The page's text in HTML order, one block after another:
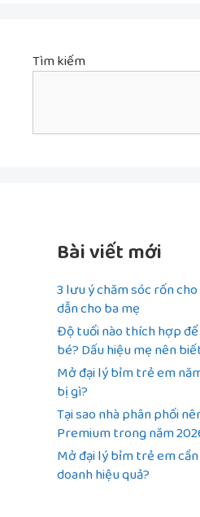
Tìm kiếm
Bài viết mới
3 lưu ý chăm sóc rốn
dẫn cho ba mẹ
Độ tuổi nào thích hợp
bé? Dấu hiệu mẹ nên
Mở đại lý bỉm trẻ em
bị gì?
Tại sao nhà phân phối
Premium trong năm
Mở đại lý bỉm trẻ em
doanh hiệu quả?